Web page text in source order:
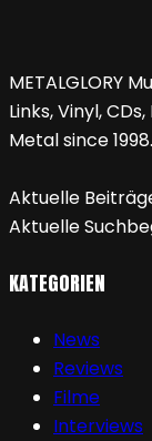
METALGLORY
Links, Vinyl,
Metal since 1998.
Aktuelle
Aktuelle
KATEGORIEN
News
Reviews
Filme
Interviews